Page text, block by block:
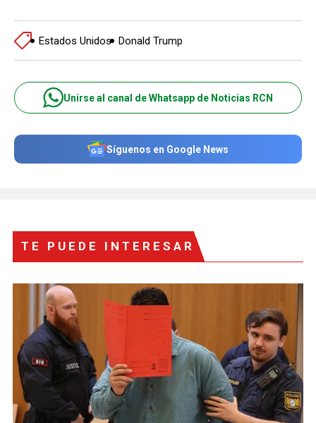
Estados Unidos Donald Trump
Unirse al canal de Whatsapp de Noticias RCN
Síguenos en Google News
TE PUEDE INTERESAR